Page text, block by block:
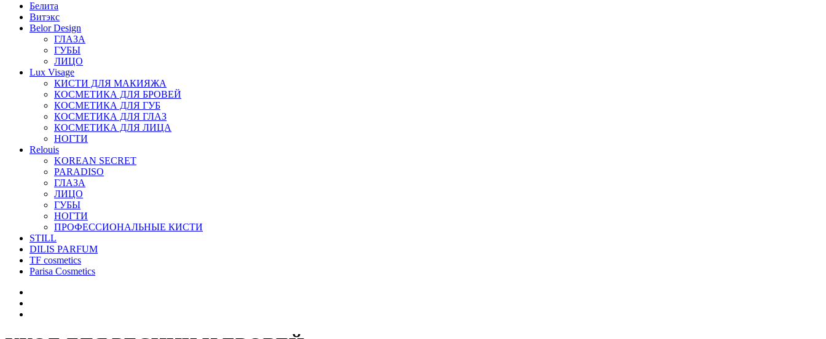
Белита
Витэкс
Belor Design
ГЛАЗА
ГУБЫ
ЛИЦО
Lux Visage
КИСТИ ДЛЯ МАКИЯЖА
КОСМЕТИКА ДЛЯ БРОВЕЙ
КОСМЕТИКА ДЛЯ ГУБ
КОСМЕТИКА ДЛЯ ГЛАЗ
КОСМЕТИКА ДЛЯ ЛИЦА
НОГТИ
Relouis
KOREAN SECRET
PARADISO
ГЛАЗА
ЛИЦО
ГУБЫ
НОГТИ
ПРОФЕССИОНАЛЬНЫЕ КИСТИ
STILL
DILIS PARFUM
TF cosmetics
Parisa Cosmetics